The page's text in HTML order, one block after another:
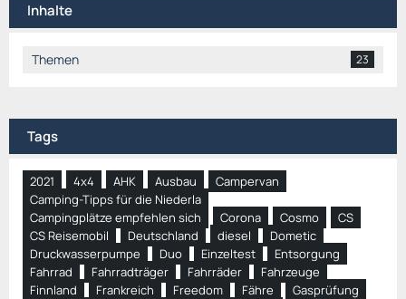
Inhalte
Themen 23
Tags
2021 4x4 AHK Ausbau
Campervan
Camping-Tipps für die Niederla
Campingplätze empfehlen sich
Corona Cosmo
CS
CS Reisemobil
Deutschland diesel
Dometic
Druckwasserpumpe
Duo Einzeltest
Entsorgung
Fahrrad
Fahrradträger Fahrräder
Fahrzeuge
Finnland
Frankreich Freedom Fähre
Gasprüfung